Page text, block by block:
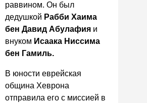
раввином. Он был
дедушкой Рабби Хаима
бен Давид Абулафия и
внуком Исаака Ниссима
бен Гамиль.
В юности еврейская
община Хеврона
отправила его с миссией в